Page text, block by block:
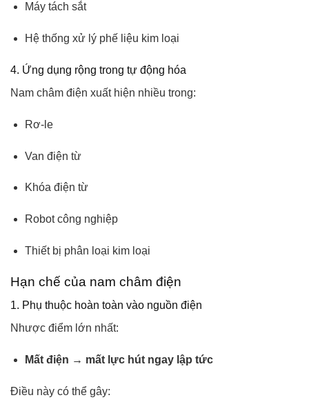
Máy tách sắt
Hệ thống xử lý phế liệu kim loại
4. Ứng dụng rộng trong tự động hóa
Nam châm điện xuất hiện nhiều trong:
Rơ-le
Van điện từ
Khóa điện từ
Robot công nghiệp
Thiết bị phân loại kim loại
Hạn chế của nam châm điện
1. Phụ thuộc hoàn toàn vào nguồn điện
Nhược điểm lớn nhất:
Mất điện → mất lực hút ngay lập tức
Điều này có thể gây: